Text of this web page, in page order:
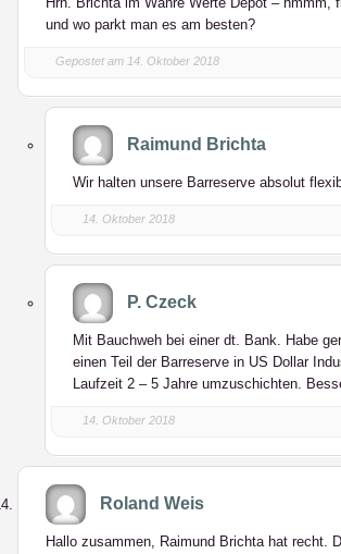
und wo parkt man es am besten?
Gepostet am 14. Oktober 2018
Raimund Brichta
Wir halten unsere Barreserve absolut
14. Oktober 2018
P. Czeck
Mit Bauchweh bei einer dt. Bank. Habe
einen Teil der Barreserve in US Dollar
Laufzeit 2 – 5 Jahre umzuschichten.
14. Oktober 2018
Roland Weis
Hallo zusammen, Raimund Brichta hat recht.